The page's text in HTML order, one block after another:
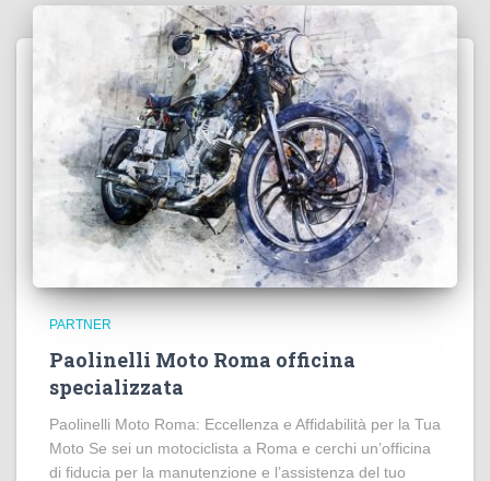
PARTNER
Paolinelli Moto Roma officina
specializzata
Paolinelli Moto Roma: Eccellenza e Affidabilità per la Tua
Moto Se sei un motociclista a Roma e cerchi un’officina
di fiducia per la manutenzione e l’assistenza del tuo